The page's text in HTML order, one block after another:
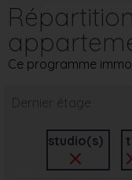
Ce programme
Dernier étage
studio(s)